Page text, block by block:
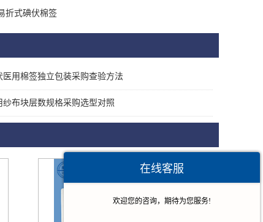
折式碘伏棉签
医用棉签独立包装采购查验方法
纱布块层数规格采购选型对照
在线客服
欢迎您的咨询，期待为您服务!